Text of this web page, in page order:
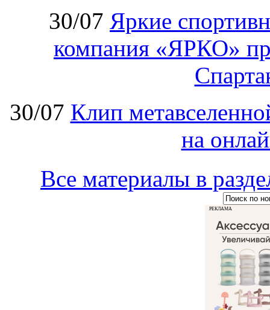
30/07 Яркие
компания «ЯРКО»
30/07 Клип
на
Все материалы в
РЕКЛАМА